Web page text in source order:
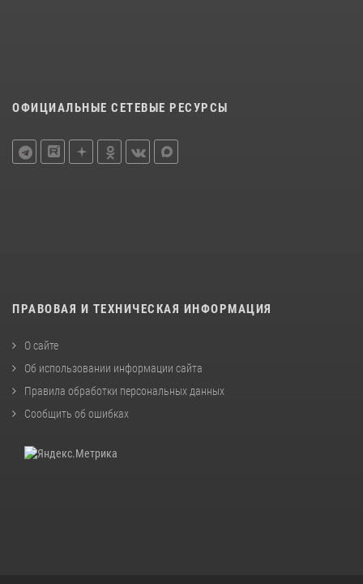
ОФИЦИАЛЬНЫЕ СЕТЕВЫЕ РЕСУРСЫ
ПРАВОВАЯ И ТЕХНИЧЕСКАЯ ИНФОРМАЦИЯ
О сайте
Об использовании информации сайта
Правила обработки персональных данных
Сообщить об ошибках